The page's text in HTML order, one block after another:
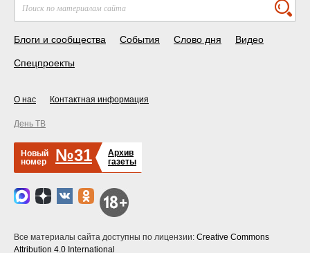
Блоги и сообщества События Слово дня Видео
Спецпроекты
О нас Контактная информация
День ТВ
Новый
номер
№31
Архив
газеты
Все материалы сайта доступны по лицензии: Creative Commons
Attribution 4.0 International